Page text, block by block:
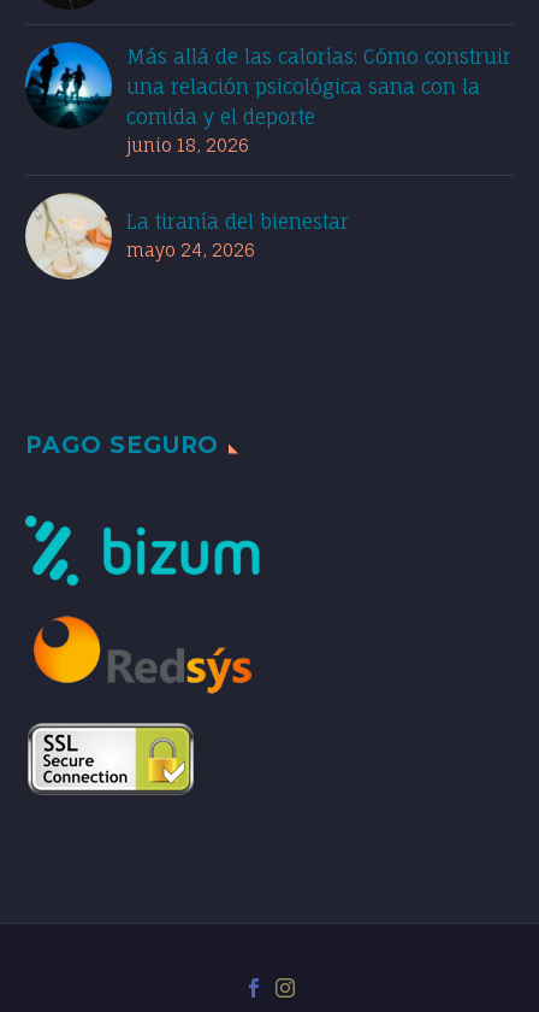
Más allá de las calorías: Cómo construir
una relación psicológica sana con la
comida y el deporte
junio 18, 2026
La tiranía del bienestar
mayo 24, 2026
PAGO SEGURO